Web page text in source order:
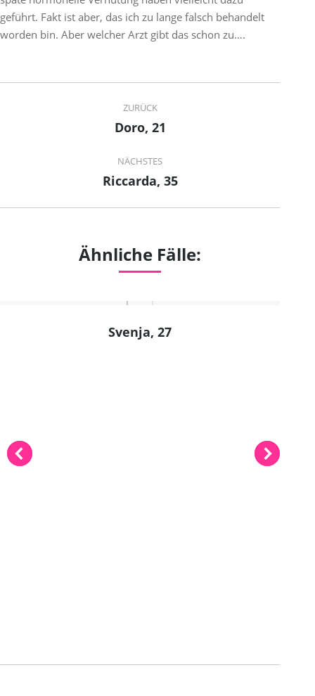
geführt. Fakt ist aber, das ich zu lange falsch behandelt
worden bin. Aber welcher Arzt gibt das schon zu….
navigation
ZURÜCK
Previous
Doro, 21
NÄCHSTES
Next
Riccarda, 35
Ähnliche Fälle:
Svenja, 27